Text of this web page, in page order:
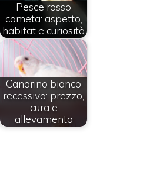
Pesce rosso
cometa: aspetto,
habitat e curiosità
Canarino bianco
recessivo: prezzo,
cura e
allevamento